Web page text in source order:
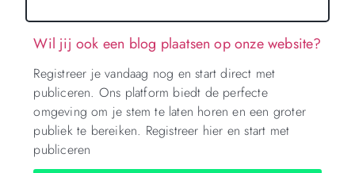
Wil jij ook een blog plaatsen op onze website?
Registreer je vandaag nog en start direct met
publiceren. Ons platform biedt de perfecte
omgeving om je stem te laten horen en een groter
publiek te bereiken. Registreer hier en start met
publiceren